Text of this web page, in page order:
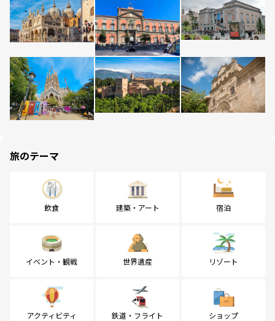
旅のテーマ
飲食 建築・アート 宿泊
イベント・観戦 世界遺産 リゾート
アクティビティ 鉄道・フライト ショップ